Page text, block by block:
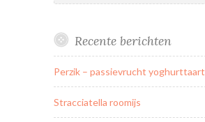
Recente berichten
Perzik – passievrucht yoghurttaart
Stracciatella roomijs